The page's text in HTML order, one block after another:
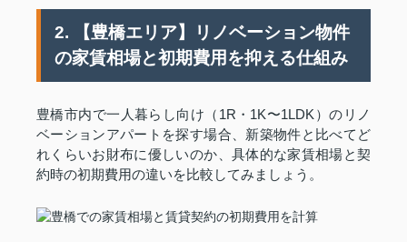
2. 【豊橋エリア】リノベーション物件
の家賃相場と初期費用を抑える仕組み
豊橋市内で一人暮らし向け（1R・1K〜1LDK）のリノ
ベーションアパートを探す場合、新築物件と比べてど
れくらいお財布に優しいのか、具体的な家賃相場と契
約時の初期費用の違いを比較してみましょう。